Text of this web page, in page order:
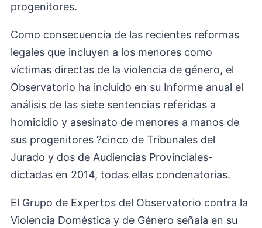
progenitores.
Como consecuencia de las recientes reformas
legales que incluyen a los menores como
víctimas directas de la violencia de género, el
Observatorio ha incluido en su Informe anual el
análisis de las siete sentencias referidas a
homicidio y asesinato de menores a manos de
sus progenitores ?cinco de Tribunales del
Jurado y dos de Audiencias Provinciales-
dictadas en 2014, todas ellas condenatorias.
El Grupo de Expertos del Observatorio contra la
Violencia Doméstica y de Género señala en su